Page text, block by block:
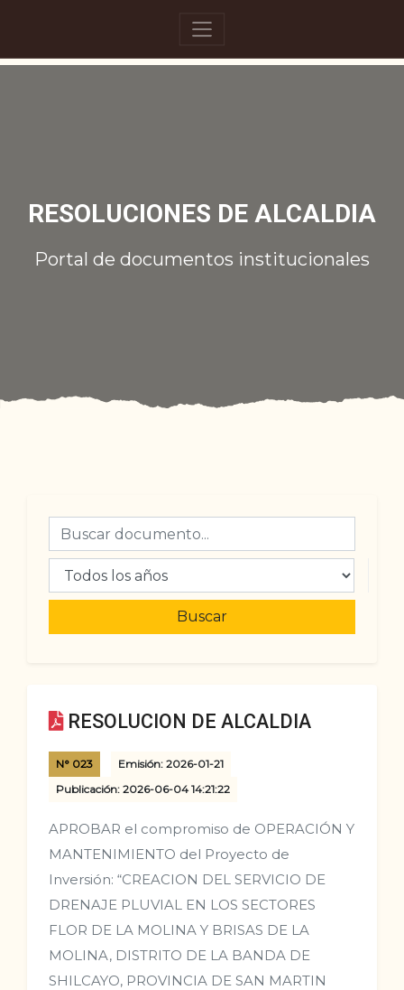
RESOLUCIONES DE ALCALDIA
Portal de documentos institucionales
Buscar
RESOLUCION DE ALCALDIA
N° 023
Emisión: 2026-01-21
Publicación: 2026-06-04 14:21:22
APROBAR el compromiso de OPERACIÓN Y
MANTENIMIENTO del Proyecto de
Inversión: “CREACION DEL SERVICIO DE
DRENAJE PLUVIAL EN LOS SECTORES
FLOR DE LA MOLINA Y BRISAS DE LA
MOLINA, DISTRITO DE LA BANDA DE
SHILCAYO, PROVINCIA DE SAN MARTIN